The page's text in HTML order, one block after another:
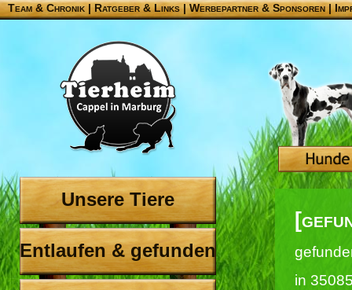
Team & Chronik |Ratgeber & Links|Werbepartner & Sponsoren|
Unsere Tiere
Entlaufen & gefunden
in